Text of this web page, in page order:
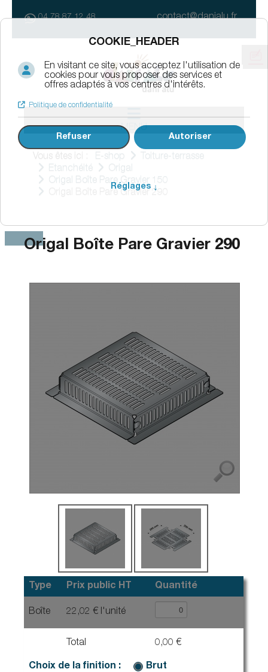
04 78 87 12 48 contact@danialu.fr
MENU
Vous êtes ici : E-shop
Toiture-terrasse
Etanchéité
Origal
Origal Boîte Pare Gravier 150
Origal Boîte Pare Gravier 290
Origal Boîte Pare Gravier 290
Type Prix public HT Quantité
Total 0,00 €
Choix de la finition : Brut
Boîte 22,02 € l'unité